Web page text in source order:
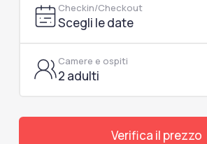
Checkin/Checkout
Scegli le date
Camere e ospiti
2 adulti
Verifica il prezzo